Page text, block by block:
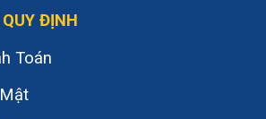
ĐỊNH
Toán